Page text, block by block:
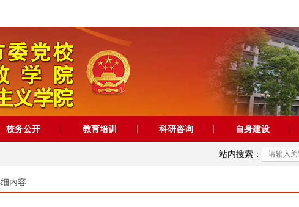
校务公开 教育培训 科研咨询 自身建设
站内搜索：
内容